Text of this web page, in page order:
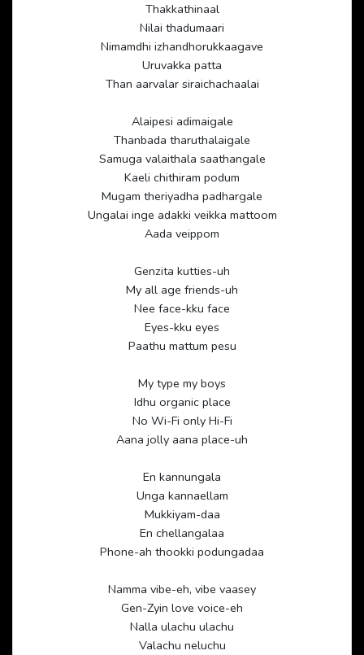
Thakkathinaal
Nilai thadumaari
Nimamdhi izhandhorukkaagave
Uruvakka patta
Than aarvalar siraichachaalai
Alaipesi adimaigale
Thanbada tharuthalaigale
Samuga valaithala saathangale
Kaeli chithiram podum
Mugam theriyadha padhargale
Ungalai inge adakki veikka mattoom
Aada veippom
Genzita kutties-uh
My all age friends-uh
Nee face-kku face
Eyes-kku eyes
Paathu mattum pesu
My type my boys
Idhu organic place
No Wi-Fi only Hi-Fi
Aana jolly aana place-uh
En kannungala
Unga kannaellam
Mukkiyam-daa
En chellangalaa
Phone-ah thookki podungadaa
Namma vibe-eh, vibe vaasey
Gen-Zyin love voice-eh
Nalla ulachu ulachu
Valachu neluchu